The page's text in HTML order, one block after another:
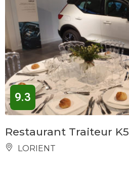
9.3
Restaurant Traiteur K5
LORIENT